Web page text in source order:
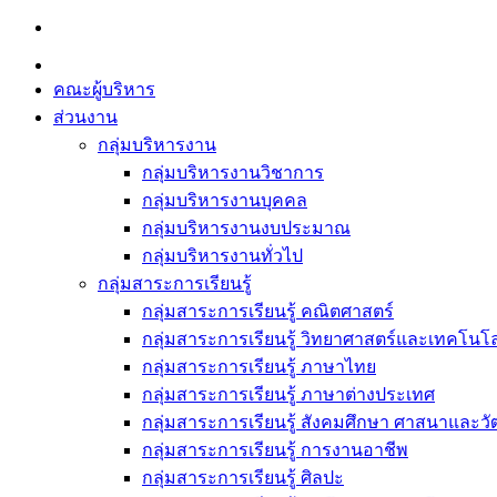
Skip
content
คณะผู้บริหาร
ส่วนงาน
กลุ่มบริหารงาน
กลุ่มบริหารงานวิชาการ
กลุ่มบริหารงานบุคคล
กลุ่มบริหารงานงบประมาณ
กลุ่มบริหารงานทั่วไป
กลุ่มสาระการเรียนรู้
กลุ่มสาระการเรียนรู้ คณิตศาสตร์
กลุ่มสาระการเรียนรู้ วิทยาศาสตร์และเทคโนโ
กลุ่มสาระการเรียนรู้ ภาษาไทย
กลุ่มสาระการเรียนรู้ ภาษาต่างประเทศ
กลุ่มสาระการเรียนรู้ สังคมศึกษา ศาสนาและ
กลุ่มสาระการเรียนรู้ การงานอาชีพ
กลุ่มสาระการเรียนรู้ ศิลปะ